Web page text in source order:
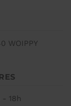
WOIPPY
- 18h